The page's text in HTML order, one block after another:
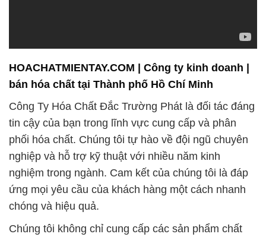
HOACHATMIENTAY.COM | Công ty kinh doanh |
bán hóa chất tại Thành phố Hồ Chí Minh
Công Ty Hóa Chất Đắc Trường Phát là đối tác đáng
tin cậy của bạn trong lĩnh vực cung cấp và phân
phối hóa chất. Chúng tôi tự hào về đội ngũ chuyên
nghiệp và hỗ trợ kỹ thuật với nhiều năm kinh
nghiệm trong ngành. Cam kết của chúng tôi là đáp
ứng mọi yêu cầu của khách hàng một cách nhanh
chóng và hiệu quả.
Chúng tôi không chỉ cung cấp các sản phẩm chất